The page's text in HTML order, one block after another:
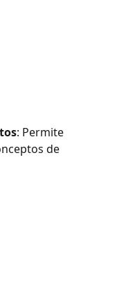
: Permite
de